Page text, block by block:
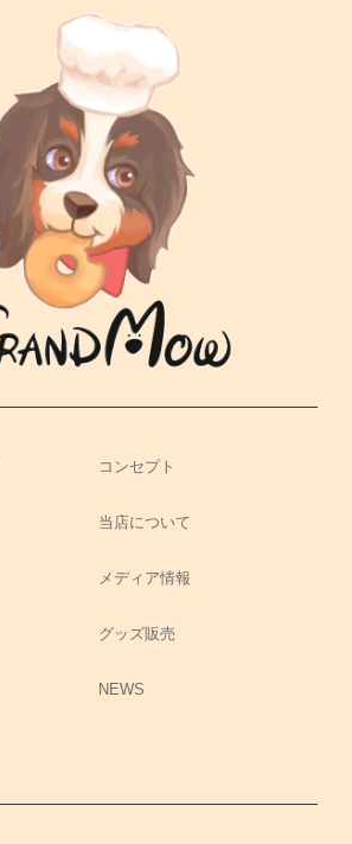
コンセプト
当店について
メディア情報
グッズ販売
NEWS